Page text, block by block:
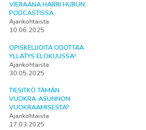
VIERAANA HARRI HURUN
PODCASTISSA
Ajankohtaista
10.06.2025
OPISKELIJOITA ODOTTAA
YLLÄTYS ELOKUUSSA!
Ajankohtaista
30.05.2025
TIESITKÖ TÄMÄN
VUOKRA-ASUNNON
VUOKRAAMISESTA?
Ajankohtaista
17.03.2025